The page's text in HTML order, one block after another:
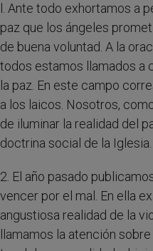
l. Ante todo exhortamos a
paz que los ángeles
de buena voluntad. A la
todos estamos llamados a
la paz. En este campo
a los laicos. Nosotros,
de iluminar la realidad del
doctrina social de la Iglesia.
2. El año pasado
vencer por el mal. En ella
angustiosa realidad de la
llamamos la atención